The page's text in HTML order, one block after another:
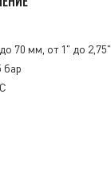
70 мм, от 1" до 2,75"
бар